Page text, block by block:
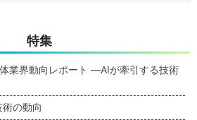
特集
業界動向レポート ―AIが牽引する技術
の動向